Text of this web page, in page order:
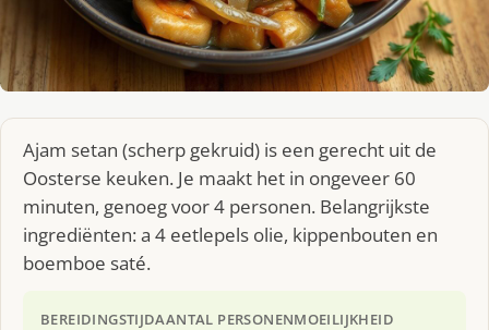
Ajam setan (scherp gekruid) is een gerecht uit de
Oosterse keuken. Je maakt het in ongeveer 60
minuten, genoeg voor 4 personen. Belangrijkste
ingrediënten: a 4 eetlepels olie, kippenbouten en
boemboe saté.
BEREIDINGSTIJDAANTAL PERSONENMOEILIJKHEID